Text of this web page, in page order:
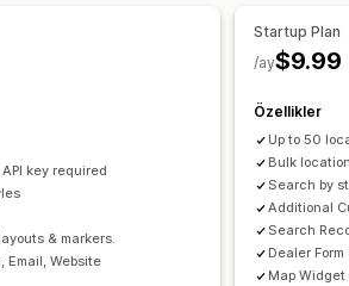
key required
& markers.
Email, Website
Startup Plan
$9.99
/ay
Özellikler
Up to 50
Bulk
Search by
Additional
Search
Dealer
Map Widget